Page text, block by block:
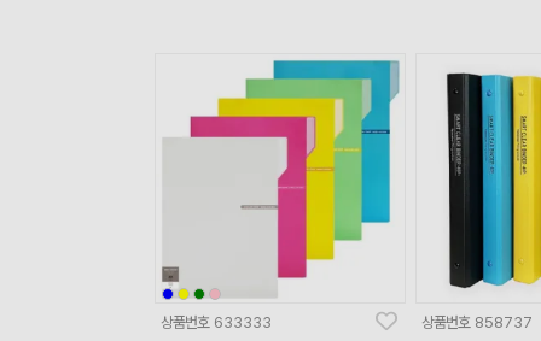
상품번호 633333 상품번호 858737